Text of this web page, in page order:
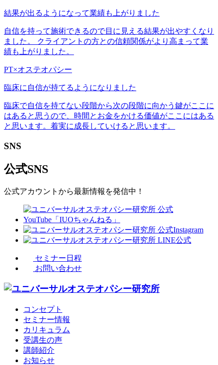
結果が出るようになって業績も上がりました
自信を持って施術できるので目に見える結果が出やすくなり
ました。 クライアントの方との信頼関係がより高まって業
績も上がりました。
PT×オステオパシー
臨床に自信が持てるようになりました
臨床で自信を持てない段階から次の段階に向かう鍵がここに
はあると思うので、時間とお金をかける価値がここにはある
と思います。着実に成長していけると思います。
SNS
公式SNS
公式アカウントから最新情報を発信中！
セミナー日程
お問い合わせ
コンセプト
セミナー情報
カリキュラム
受講生の声
講師紹介
お知らせ